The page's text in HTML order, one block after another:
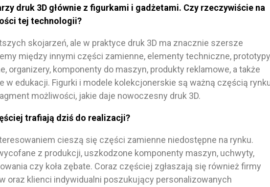
druk 3D głównie z figurkami i gadżetami. Czy rzeczywiście na
tej technologii?
skojarzeń, ale w praktyce druk 3D ma znacznie szersze
między innymi części zamienne, elementy techniczne,
organizery, komponenty do maszyn, produkty reklamowe, a także
w edukacji. Figurki i modele kolekcjonerskie są ważną częścią
możliwości, jakie daje nowoczesny druk 3D.
trafiają dziś do realizacji?
cieszą się części zamienne niedostępne na rynku.
z produkcji, uszkodzone komponenty maszyn, uchwyty,
czy koła zębate. Coraz częściej zgłaszają się również firmy
oraz klienci indywidualni poszukujący personalizowanych